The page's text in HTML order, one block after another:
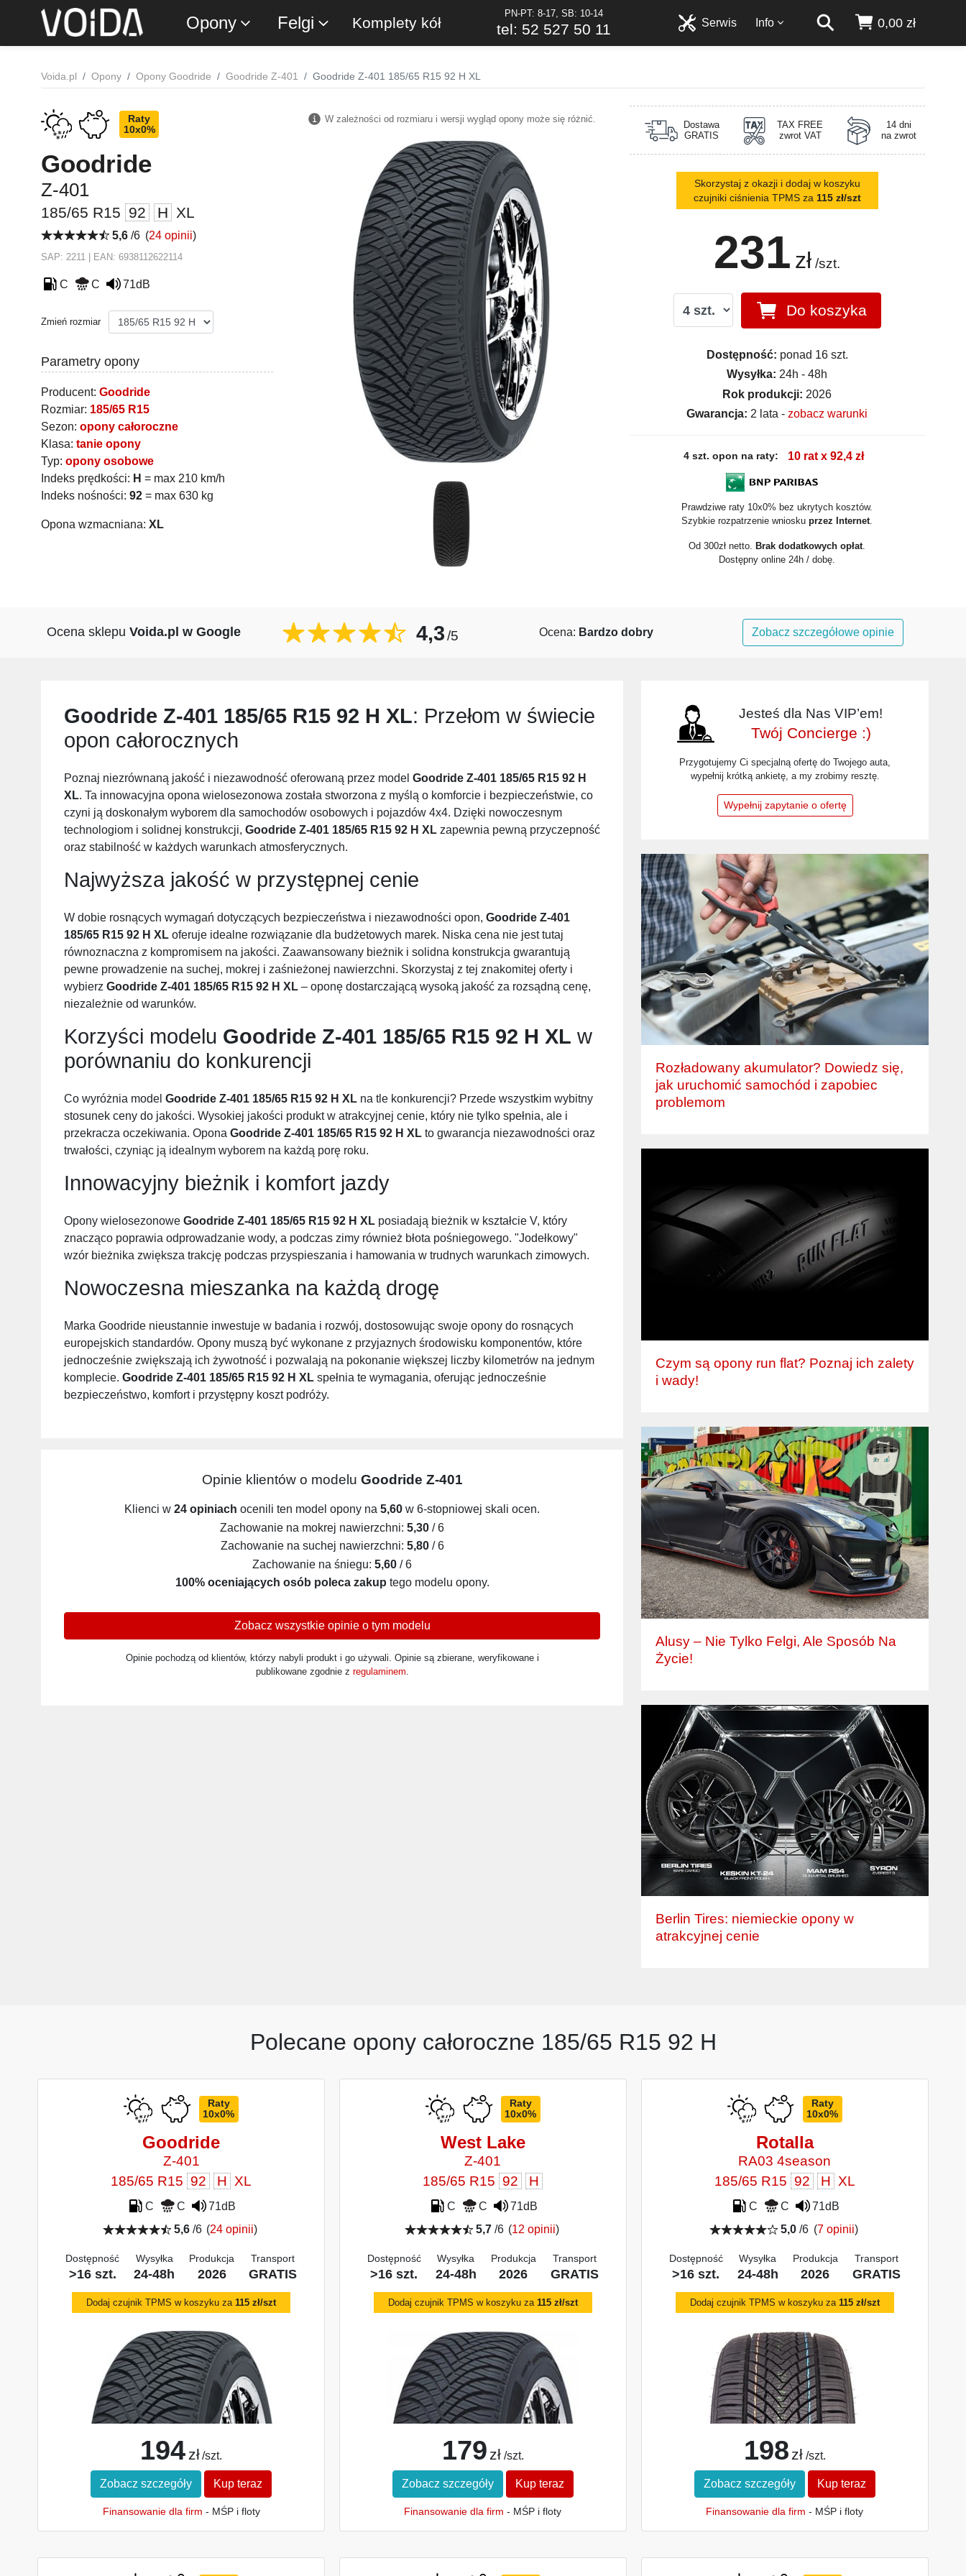
Opony Felgi Komplety kół
PN-PT: 8-17, SB: 10-14
tel: 52 527 50 11 0,00 zł
Info
Serwis
Voida.pl Opony Opony Goodride Goodride Z-401 Goodride Z-401 185/65 R15 92 H XL
Raty
10x0%
Goodride
Z-401
185/65 R15 92 H XL
5,6 /6 (24 opinii)
SAP: 2211 | EAN: 6938112622114
C C 71dB
Zmień rozmiar
Parametry opony
Producent: Goodride
Rozmiar: 185/65 R15
Sezon: opony całoroczne
Klasa: tanie opony
Typ: opony osobowe
Indeks prędkości: H = max 210 km/h
Indeks nośności: 92 = max 630 kg
Opona wzmacniana: XL
W zależności od rozmiaru i wersji wygląd opony może się różnić.
Dostawa
GRATIS
TAX FREE
zwrot VAT
14 dni
na zwrot
Skorzystaj z okazji i dodaj w koszyku
czujniki ciśnienia TPMS za 115 zł/szt
231 zł /szt.
Do koszyka
Dostępność: ponad 16 szt.
Wysyłka: 24h - 48h
Rok produkcji: 2026
Gwarancja: 2 lata -zobacz warunki
4 szt. opon na raty: 10 rat x 92,4 zł
Prawdziwe raty 10x0% bez ukrytych kosztów.
Szybkie rozpatrzenie wnioskuprzez Internet
Od 300zł netto. Brak dodatkowych opłat
Dostępny online 24h / dobę.
Ocena sklepu Voida.pl w Google 4,3/5 Ocena: Bardzo dobry Zobacz szczegółowe opinie
Goodride Z-401 185/65 R15 92 H XL: Przełom w świecie
opon całorocznych
Poznaj niezrównaną jakość i niezawodność oferowaną przez model Goodride Z-401 185/65 R15 92 H
XL. Ta innowacyjna opona wielosezonowa została stworzona z myślą o komforcie i bezpieczeństwie, co
czyni ją doskonałym wyborem dla samochodów osobowych i pojazdów 4x4. Dzięki nowoczesnym
technologiom i solidnej konstrukcji, Goodride Z-401 185/65 R15 92 H XL zapewnia pewną przyczepność
oraz stabilność w każdych warunkach atmosferycznych.
Najwyższa jakość w przystępnej cenie
W dobie rosnących wymagań dotyczących bezpieczeństwa i niezawodności opon, Goodride Z-401
185/65 R15 92 H XL oferuje idealne rozwiązanie dla budżetowych marek. Niska cena nie jest tutaj
równoznaczna z kompromisem na jakości. Zaawansowany bieżnik i solidna konstrukcja gwarantują
pewne prowadzenie na suchej, mokrej i zaśnieżonej nawierzchni. Skorzystaj z tej znakomitej oferty i
wybierz Goodride Z-401 185/65 R15 92 H XL – oponę dostarczającą wysoką jakość za rozsądną cenę,
niezależnie od warunków.
Korzyści modelu Goodride Z-401 185/65 R15 92 H XL w
porównaniu do konkurencji
Co wyróżnia model Goodride Z-401 185/65 R15 92 H XL na tle konkurencji? Przede wszystkim wybitny
stosunek ceny do jakości. Wysokiej jakości produkt w atrakcyjnej cenie, który nie tylko spełnia, ale i
przekracza oczekiwania. Opona Goodride Z-401 185/65 R15 92 H XL to gwarancja niezawodności oraz
trwałości, czyniąc ją idealnym wyborem na każdą porę roku.
Innowacyjny bieżnik i komfort jazdy
Opony wielosezonowe Goodride Z-401 185/65 R15 92 H XL posiadają bieżnik w kształcie V, który
znacząco poprawia odprowadzanie wody, a podczas zimy również błota pośniegowego. "Jodełkowy"
wzór bieżnika zwiększa trakcję podczas przyspieszania i hamowania w trudnych warunkach zimowych.
Nowoczesna mieszanka na każdą drogę
Marka Goodride nieustannie inwestuje w badania i rozwój, dostosowując swoje opony do rosnących
europejskich standardów. Opony muszą być wykonane z przyjaznych środowisku komponentów, które
jednocześnie zwiększają ich żywotność i pozwalają na pokonanie większej liczby kilometrów na jednym
komplecie. Goodride Z-401 185/65 R15 92 H XL spełnia te wymagania, oferując jednocześnie
bezpieczeństwo, komfort i przystępny koszt podróży.
Opinie klientów o modelu Goodride Z-401
Klienci w 24 opiniach ocenili ten model opony na 5,60 w 6-stopniowej skali ocen.
Zachowanie na mokrej nawierzchni: 5,30 / 6
Zachowanie na suchej nawierzchni: 5,80/ 6
Zachowanie na śniegu: 5,60 / 6
100% oceniających osób poleca zakup tego modelu opony.
Zobacz wszystkie opinie o tym modelu
Opinie pochodzą od klientów, którzy nabyli produkt i go używali. Opinie są zbierane, weryfikowane i
publikowane zgodnie z regulaminem
Jesteś dla Nas VIP’em!
Twój Concierge :)
Przygotujemy Ci specjalną ofertę do Twojego auta,
wypełnij krótką ankietę, a my zrobimy resztę.
Wypełnij zapytanie o ofertę
Rozładowany akumulator? Dowiedz się,
jak uruchomić samochód i zapobiec
problemom
Czym są opony run flat? Poznaj ich zalety
i wady!
Alusy – Nie Tylko Felgi, Ale Sposób Na
Życie!
Berlin Tires: niemieckie opony w
atrakcyjnej cenie
Polecane opony całoroczne 185/65 R15 92 H
Raty
10x0%
Goodride
Z-401
185/65 R15 92 H XL
C C
71dB
5,6/6 (24 opinii)
Dostępność
>16 szt.
Wysyłka
24-48h
Produkcja
2026
Transport
GRATIS
Dodaj czujnik TPMS w koszyku za 115 zł/szt
194 zł /szt.
Zobacz szczegóły Kup teraz
Finansowanie dla firm - MŚP i floty
Raty
10x0%
West Lake
Z-401
185/65 R15 92 H
C C
71dB
5,7/6 (12 opinii)
Dostępność
>16 szt.
Wysyłka
24-48h
Produkcja
2026
Transport
GRATIS
Dodaj czujnik TPMS w koszyku za 115 zł/szt
179 zł /szt.
Zobacz szczegóły Kup teraz
Finansowanie dla firm - MŚP i floty
Raty
10x0%
Rotalla
RA03 4season
185/65 R15 92 H XL
C C
71dB
5,0 /6 (7 opinii)
Dostępność
>16 szt.
Wysyłka
24-48h
Produkcja
2026
Transport
GRATIS
Dodaj czujnik TPMS w koszyku za 115 zł/szt
198 zł /szt.
Zobacz szczegóły Kup teraz
Finansowanie dla firm - MŚP i floty